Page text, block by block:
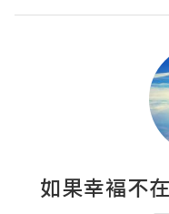
如果幸褔不